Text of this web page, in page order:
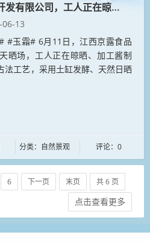
发有限公司，工人正在晾晒、加
13
#玉霜# 6月11日，江西京露食品
晒场，工人正在晾晒、加工酱制
法工艺，采用土缸发酵、天然日晒
分类：自然景观 评论：0
6 下一页 末页 共 6 页
点击查看更多